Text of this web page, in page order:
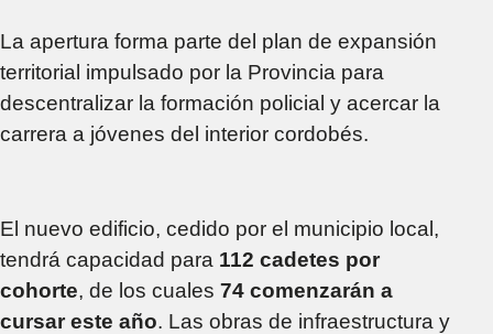
La apertura forma parte del plan de expansión
territorial impulsado por la Provincia para
descentralizar la formación policial y acercar la
carrera a jóvenes del interior cordobés.
El nuevo edificio, cedido por el municipio local,
tendrá capacidad para 112 cadetes por
cohorte, de los cuales 74 comenzarán a
cursar este año. Las obras de infraestructura y